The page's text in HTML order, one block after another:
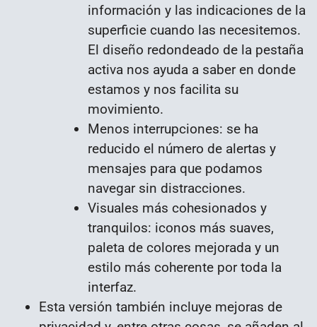
información y las indicaciones de la
superficie cuando las necesitemos.
El diseño redondeado de la pestaña
activa nos ayuda a saber en donde
estamos y nos facilita su
movimiento.
Menos interrupciones: se ha
reducido el número de alertas y
mensajes para que podamos
navegar sin distracciones.
Visuales más cohesionados y
tranquilos: iconos más suaves,
paleta de colores mejorada y un
estilo más coherente por toda la
interfaz.
Esta versión también incluye mejoras de